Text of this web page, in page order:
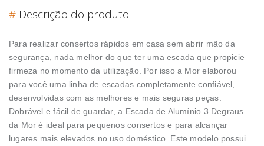
# Descrição do produto
Para realizar consertos rápidos em casa sem abrir mão da
segurança, nada melhor do que ter uma escada que propicie
firmeza no momento da utilização. Por isso a Mor elaborou
para você uma linha de escadas completamente confiável,
desenvolvidas com as melhores e mais seguras peças.
Dobrável e fácil de guardar, a Escada de Alumínio 3 Degraus
da Mor é ideal para pequenos consertos e para alcançar
lugares mais elevados no uso doméstico. Este modelo possui